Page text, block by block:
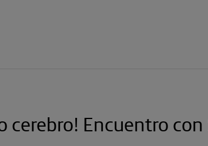
cerebro! Encuentro